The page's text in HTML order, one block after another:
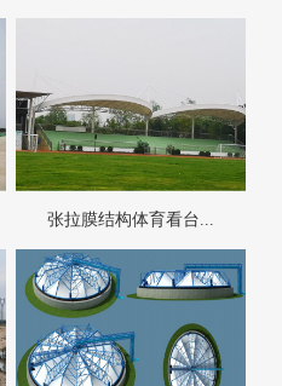
张拉膜结构体育看台...